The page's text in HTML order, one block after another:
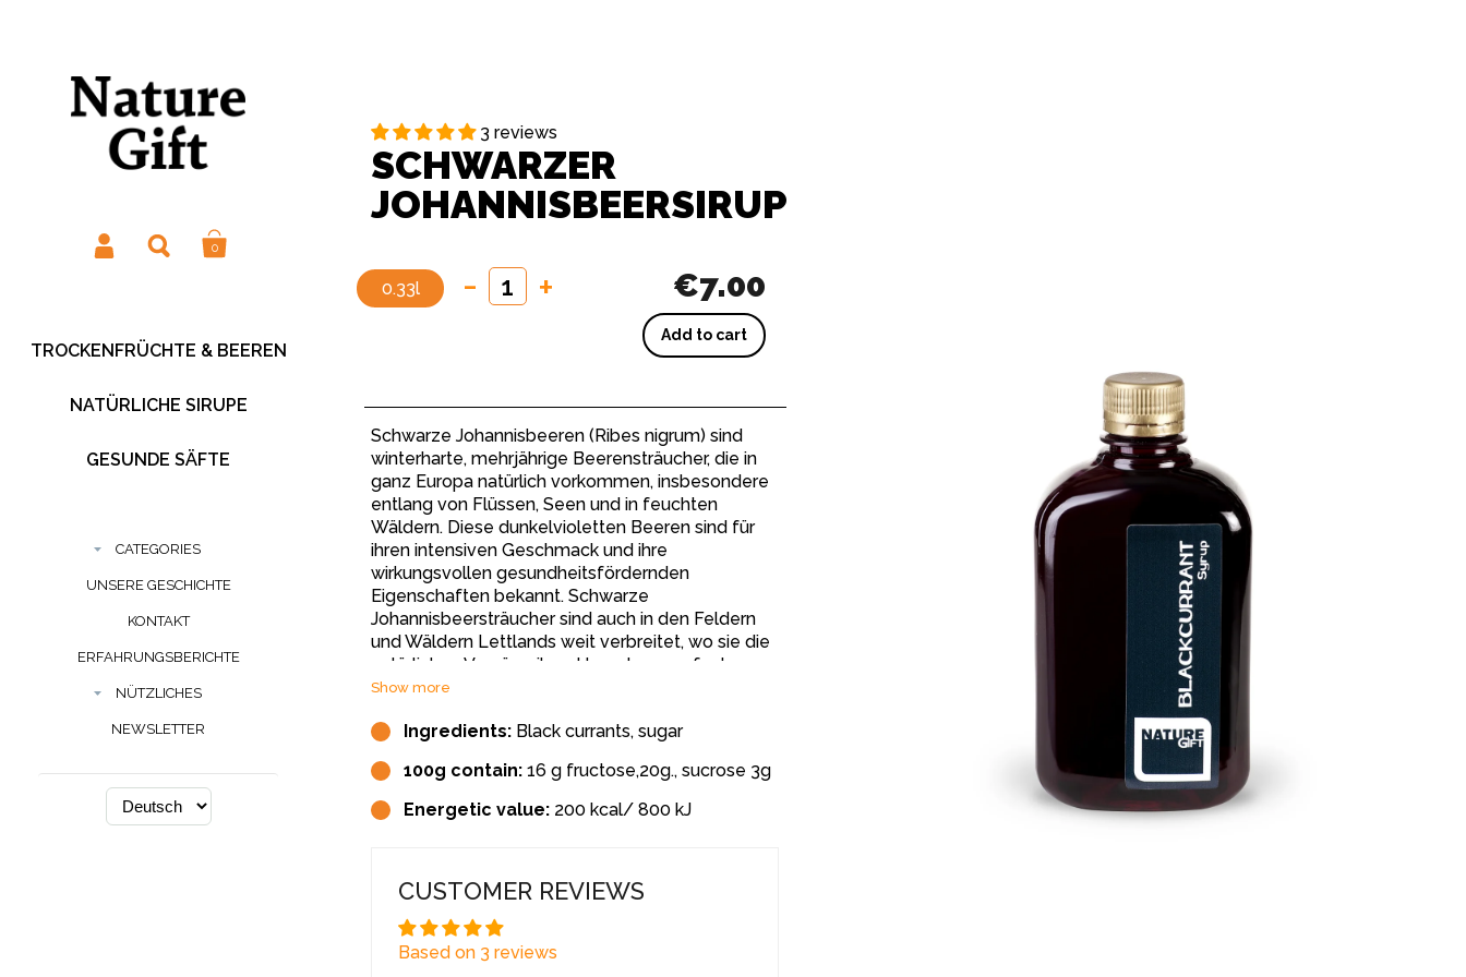
0
TROCKENFRÜCHTE & BEEREN
NATÜRLICHE SIRUPE
GESUNDE SÄFTE
CATEGORIES
UNSERE GESCHICHTE
KONTAKT
ERFAHRUNGSBERICHTE
NÜTZLICHES
NEWSLETTER
3 reviews
SCHWARZER
JOHANNISBEERSIRUP
0.33l €7.00
- +
Add to cart
Schwarze Johannisbeeren (Ribes nigrum) sind
winterharte, mehrjährige Beerensträucher, die in
ganz Europa natürlich vorkommen, insbesondere
entlang von Flüssen, Seen und in feuchten
Wäldern. Diese dunkelvioletten Beeren sind für
ihren intensiven Geschmack und ihre
wirkungsvollen gesundheitsfördernden
Eigenschaften bekannt. Schwarze
Johannisbeersträucher sind auch in den Feldern
und Wäldern Lettlands weit verbreitet, wo sie die
natürlichen Vorzüge ihrer Umgebung aufnehmen
und Beeren mit hohem Nährwert hervorbringen.
vitamin- und mineralstoffreichsten Beeren, und
ihre positiven Wirkungen sind sowohl in der
traditionellen Medizin als auch in der modernen
Wissenschaft anerkannt.
hervorragenden Mittel zur Stärkung des
Immunsystems und zur Linderung der ersten
Erkältungssymptome macht. Johannisbeersirup
ist reich an Eisen, Kalzium, Magnesium, Phosphor
Show more
Ingredients: Black currants, sugar
100g contain: 16 g fructose,20g., sucrose 3g
Energetic value: 200 kcal/ 800 kJ
CUSTOMER REVIEWS
Based on 3 reviews